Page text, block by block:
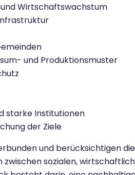
Wirtschaftswachstum
und Produktionsmuster
starke Institutionen
der Ziele
und berücksichtigen die
sozialen,